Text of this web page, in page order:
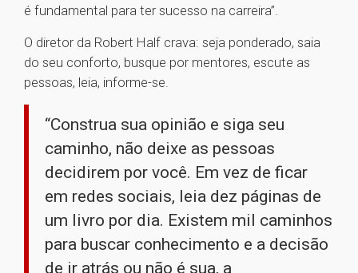
é fundamental para ter sucesso na carreira”.
O diretor da Robert Half crava: seja ponderado, saia
do seu conforto, busque por mentores, escute as
pessoas, leia, informe-se.
“Construa sua opinião e siga seu
caminho, não deixe as pessoas
decidirem por você. Em vez de ficar
em redes sociais, leia dez páginas de
um livro por dia. Existem mil caminhos
para buscar conhecimento e a decisão
de ir atrás ou não é sua, a